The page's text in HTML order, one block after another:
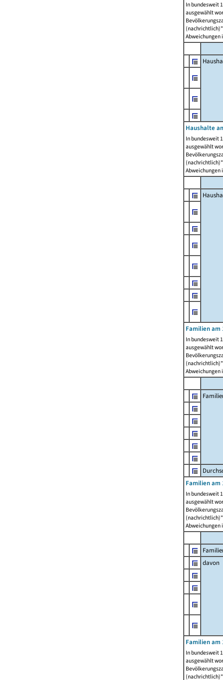
In bundesweit
ausgewählt
Abweichungen
Haushalte
In bundesweit
ausgewählt
Abweichungen
Familien am
In bundesweit
ausgewählt
Abweichungen
Familien am
In bundesweit
ausgewählt
Abweichungen
davon
Familien am
In bundesweit
ausgewählt